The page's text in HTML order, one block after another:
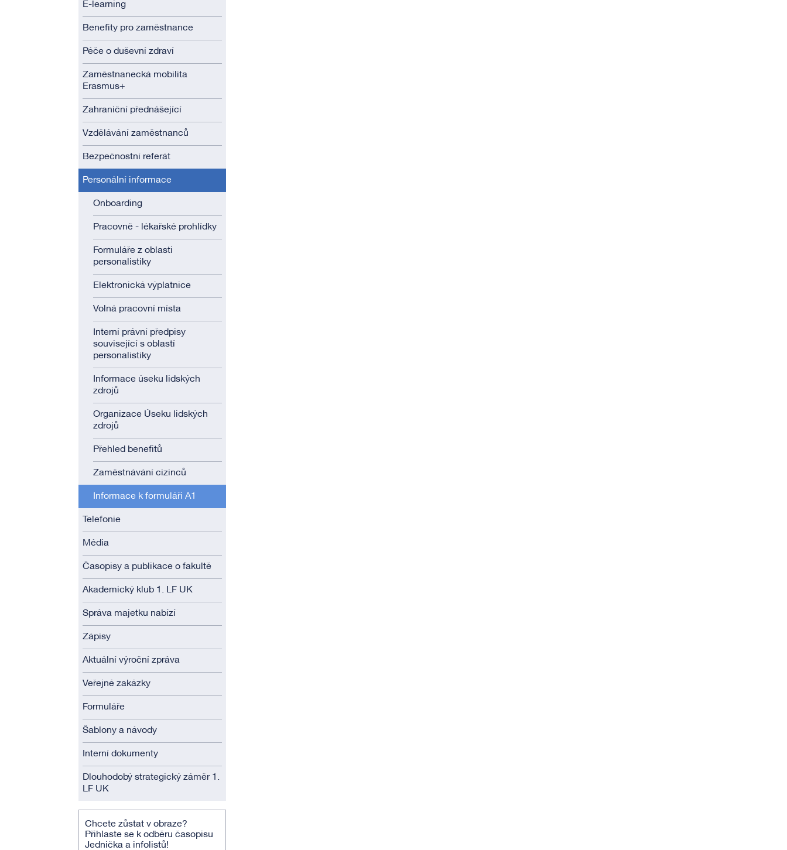
E-learning
Benefity pro zaměstnance
Péče o duševní zdraví
Zaměstnanecká mobilita
Erasmus+
Zahraniční přednášející
Vzdělávání zaměstnanců
Bezpečnostní referát
Personální informace
Onboarding
Pracovně - lékařské prohlídky
Formuláře z oblasti
personalistiky
Elektronická výplatnice
Volná pracovní místa
Interní právní předpisy
související s oblastí
personalistiky
Informace úseku lidských
zdrojů
Organizace Úseku lidských
zdrojů
Přehled benefitů
Zaměstnávání cizinců
Informace k formuláři A1
Telefonie
Média
Časopisy a publikace o fakultě
Akademický klub 1. LF UK
Správa majetku nabízí
Zápisy
Aktuální výroční zpráva
Veřejné zakázky
Formuláře
Šablony a návody
Interní dokumenty
Dlouhodobý strategický záměr 1.
LF UK
Chcete zůstat v obraze?
Přihlaste se k odběru časopisu
Jednička a infolistů!